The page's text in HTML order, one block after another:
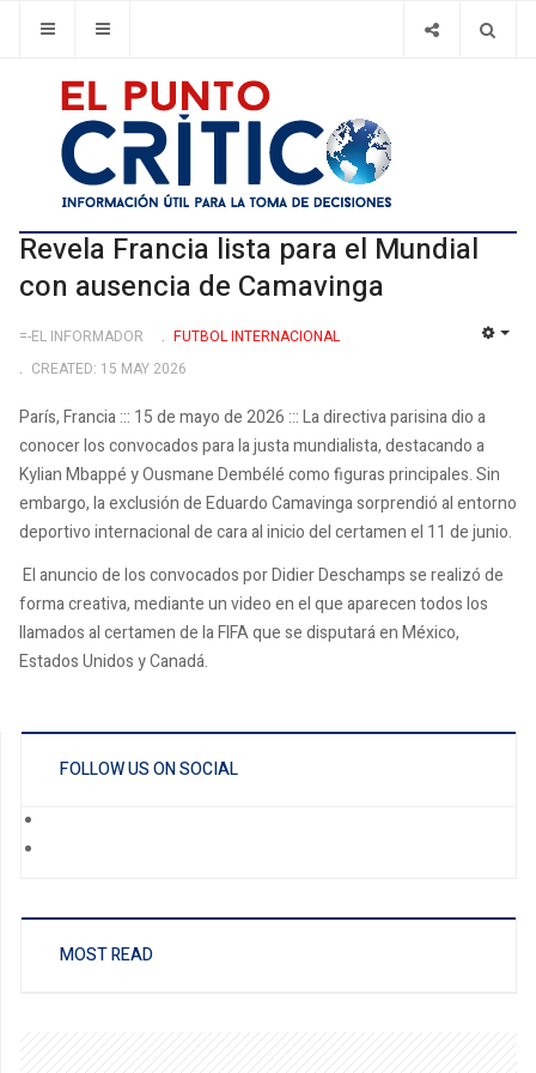
Revela Francia lista para el Mundial
con ausencia de Camavinga
=-EL INFORMADOR
FUTBOL INTERNACIONAL
CREATED: 15 MAY 2026
París, Francia ::: 15 de mayo de 2026 ::: La directiva parisina dio a
conocer los convocados para la justa mundialista, destacando a
Kylian Mbappé y Ousmane Dembélé como figuras principales. Sin
embargo, la exclusión de Eduardo Camavinga sorprendió al entorno
deportivo internacional de cara al inicio del certamen el 11 de junio.
El anuncio de los convocados por Didier Deschamps se realizó de
forma creativa, mediante un video en el que aparecen todos los
llamados al certamen de la FIFA que se disputará en México,
Estados Unidos y Canadá.
FOLLOW US ON SOCIAL
MOST READ